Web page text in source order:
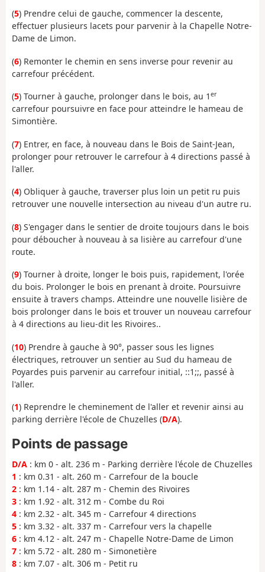
(5) Prendre celui de gauche, commencer la descente,
effectuer plusieurs lacets pour parvenir à la Chapelle Notre-
Dame de Limon.
(6) Remonter le chemin en sens inverse pour revenir au
carrefour précédent.
(5) Tourner à gauche, prolonger dans le bois, au 1 er
carrefour poursuivre en face pour atteindre le hameau de
Simontière.
(7) Entrer, en face, à nouveau dans le Bois de Saint-Jean,
prolonger pour retrouver le carrefour à 4 directions passé à
l'aller.
(4) Obliquer à gauche, traverser plus loin un petit ru puis
retrouver une nouvelle intersection au niveau d'un autre ru.
(8) S'engager dans le sentier de droite toujours dans le bois
pour déboucher à nouveau à sa lisière au carrefour d'une
route.
(9) Tourner à droite, longer le bois puis, rapidement, l'orée
du bois. Prolonger le bois en prenant à droite. Poursuivre
ensuite à travers champs. Atteindre une nouvelle lisière de
bois prolonger dans le bois et trouver un nouveau carrefour
à 4 directions au lieu-dit les Rivoires..
(10) Prendre à gauche à 90°, passer sous les lignes
électriques, retrouver un sentier au Sud du hameau de
Poyardes puis parvenir au carrefour initial, ::1;;, passé à
l'aller.
(1) Reprendre le cheminement de l'aller et revenir ainsi au
parking derrière l'école de Chuzelles (D/A).
Points de passage
D/A : km 0 - alt. 236 m - Parking derrière l'école de Chuzelles
1 : km 0.31 - alt. 260 m - Carrefour de la boucle
2 : km 1.14 - alt. 287 m - Chemin des Rivoires
3 : km 1.92 - alt. 312 m - Combe du Roi
4 : km 2.32 - alt. 345 m - Carrefour 4 directions
5 : km 3.32 - alt. 337 m - Carrefour vers la chapelle
6 : km 4.12 - alt. 247 m - Chapelle Notre-Dame de Limon
7 : km 5.72 - alt. 280 m - Simonetière
8 : km 7.07 - alt. 306 m - Petit ru